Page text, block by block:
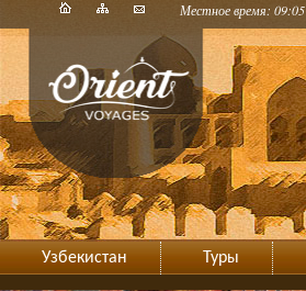
Местное время: 09:05
Узбекистан Туры